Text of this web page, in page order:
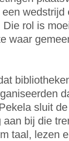
wedstrijd
rol is
waar
sluit
bij die
taal, lezen